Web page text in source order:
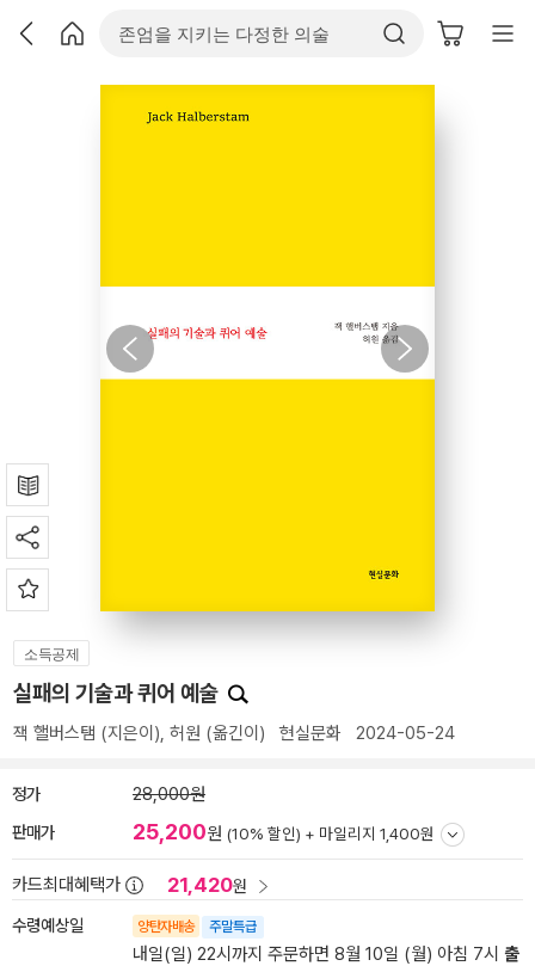
소득공제
실패의 기술과 퀴어 예술
잭 핼버스탬 (지은이), 허원 (옮긴이)현실문화 2024-05-24
정가 28,000원
판매가 25,200원 (10% 할인) + 마일리지 1,400원
카드최대혜택가 21,420원
수령예상일 양탄자배송 주말특급
내일(일) 22시까지 주문하면 8월 10일 (월) 아침 7시 출